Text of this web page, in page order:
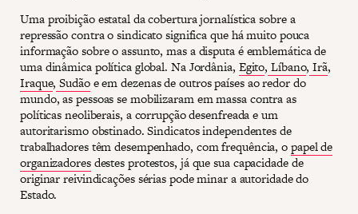
Uma proibição estatal da cobertura jornalística sobre a
repressão contra o sindicato significa que há muito pouca
informação sobre o assunto, mas a disputa é emblemática de
uma dinâmica política global. Na Jordânia, Egito, Líbano, Irã,
Iraque, Sudãoe em dezenas de outros países ao redor do
mundo, as pessoas se mobilizaram em massa contra as
políticas neoliberais, a corrupção desenfreada e um
autoritarismo obstinado. Sindicatos independentes de
trabalhadores têm desempenhado, com frequência, opapel de
organizadoresdestes protestos, já que sua capacidade de
originar reivindicações sérias pode minar a autoridade do
Estado.